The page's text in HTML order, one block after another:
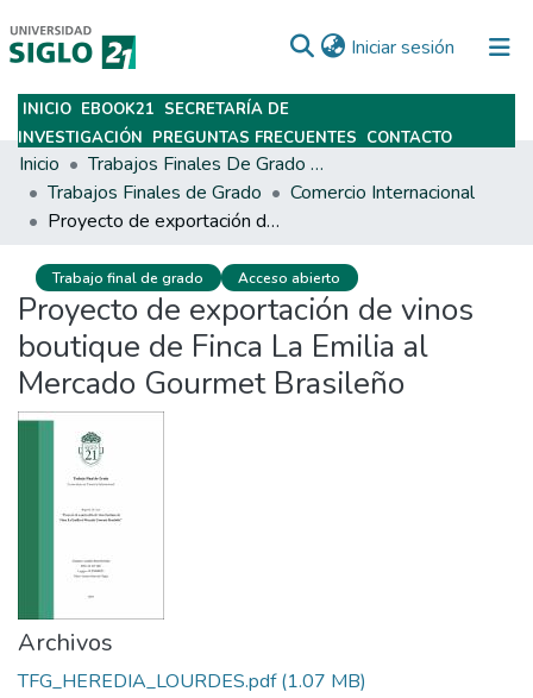
Iniciar sesión (current)
Subir
INICIO EBOOK21 SECRETARÍA DE
INVESTIGACIÓN PREGUNTAS FRECUENTES CONTACTO
Inicio
Trabajos Finales De Grado Y Posgrado
Trabajos Finales de Grado
Comercio Internacional
Proyecto de exportación de vinos boutique de Finca La Emilia al Mercado Gourmet Brasileño
Trabajo final de grado Acceso abierto
Proyecto de exportación de vinos
boutique de Finca La Emilia al
Mercado Gourmet Brasileño
Archivos
TFG_HEREDIA_LOURDES.pdf(1.07 MB)